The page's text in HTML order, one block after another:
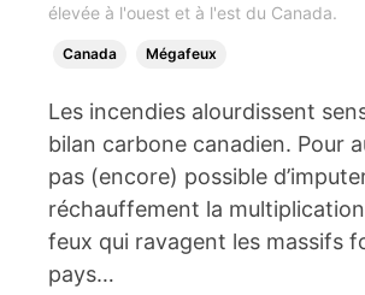
élevée à l'ouest et à l'est du Canada.
Canada Mégafeux
Les incendies alourdissent
bilan carbone canadien. Pour
pas (encore) possible
réchauffement la
feux qui ravagent les massifs
pays…